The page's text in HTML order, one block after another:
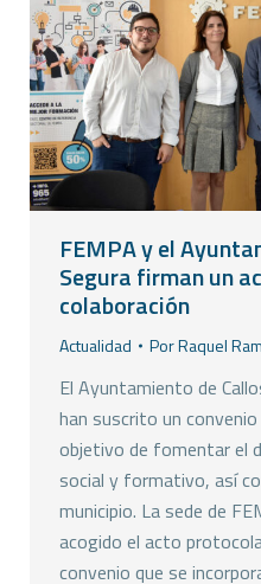
FEMPA y el
Segura firman un
colaboración
Actualidad PorRaquel
El Ayuntamiento de
han suscrito un
objetivo de fomentar el
social y formativo, así
municipio. La sede de
acogido el acto
convenio que se